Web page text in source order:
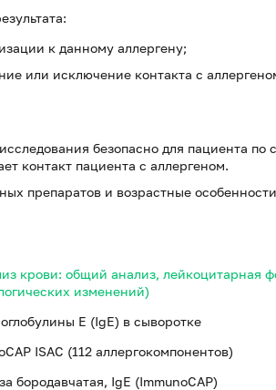
к данному аллергену;
или исключение контакта с
безопасно для пациента
контакт пациента с аллергеном.
препаратов и возрастные
крови: общий анализ, лейкоцитарная
изменений)
E (IgE) в сыворотке
ISAC (112 аллергокомпонентов)
бородавчатая, IgE (ImmunoCAP)